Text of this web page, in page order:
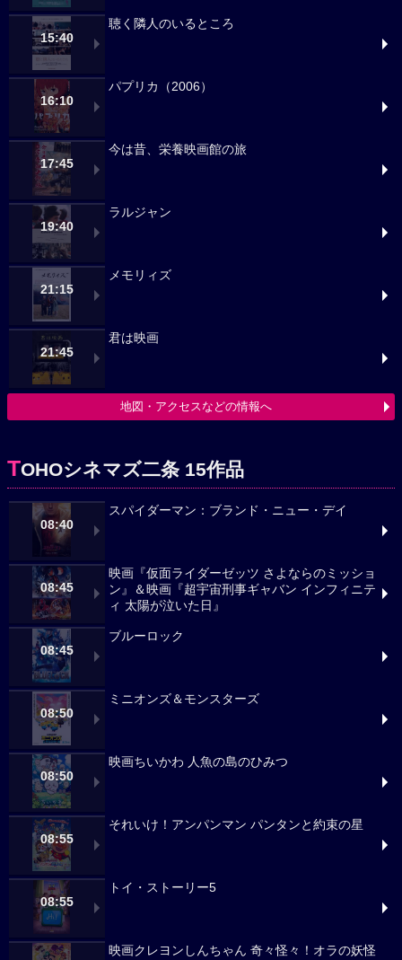
15:40
聴く隣人のいるところ
16:10
パプリカ（2006）
17:45
今は昔、栄養映画館の旅
19:40
ラルジャン
21:15
メモリィズ
21:45
君は映画
地図・アクセスなどの情報へ
TOHOシネマズ二条 15作品
08:40
スパイダーマン：ブランド・ニュー・デイ
08:45
映画『仮面ライダーゼッツ さよならのミッショ
ン』＆映画『超宇宙刑事ギャバン インフィニテ
ィ 太陽が泣いた日』
08:45
ブルーロック
08:50
ミニオンズ＆モンスターズ
08:50
映画ちいかわ 人魚の島のひみつ
08:55
それいけ！アンパンマン パンタンと約束の星
08:55
トイ・ストーリー5
映画クレヨンしんちゃん 奇々怪々！オラの妖怪